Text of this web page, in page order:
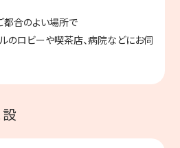
都合のよい場所で
のロビーや喫茶店、病院などにお伺